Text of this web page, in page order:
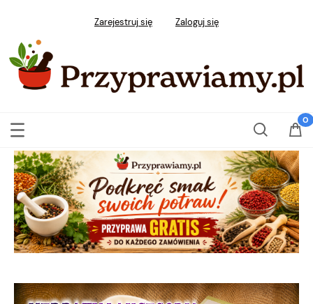
Zarejestruj się Zaloguj się